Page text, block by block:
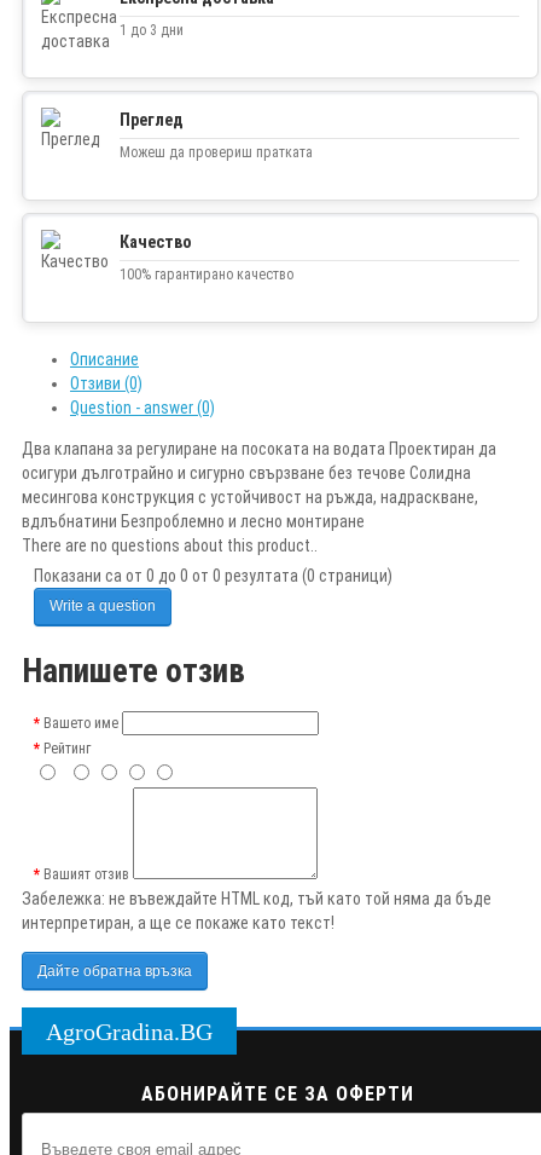
1 до 3 дни
Преглед
Можеш да провериш пратката
Качество
100% гарантирано качество
Описание
Отзиви (0)
Question - answer (0)
Два клапана за регулиране на посоката на водата Проектиран да
осигури дълготрайно и сигурно свързване без течове Солидна
месингова конструкция с устойчивост на ръжда, надраскване,
вдлъбнатини Безпроблемно и лесно монтиране
There are no questions about this product..
Показани са от 0 до 0 от 0 резултата (0 страници)
Write a question
Напишете отзив
Вашето име
Рейтинг
Вашият отзив
Забележка: не въвеждайте HTML код, тъй като той няма да бъде
интерпретиран, а ще се покаже като текст!
Дайте обратна връзка
AgroGradina.BG
АБОНИРАЙТЕ СЕ ЗА ОФЕРТИ